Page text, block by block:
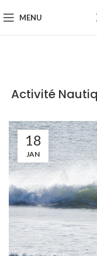
MENU
Activité
18
JAN